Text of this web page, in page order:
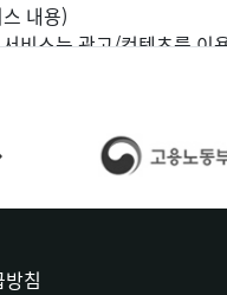
내용)
비스는 광고/컨텐츠를 이
: 적립된 포인트를 현금으
회사가 개발하거나 다른
를 통해 회원은 보다 상세한
한 서비스 제공을 위하여
침